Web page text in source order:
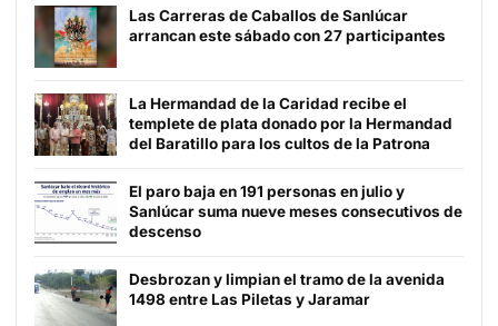
Las Carreras de Caballos de Sanlúcar
arrancan este sábado con 27 participantes
La Hermandad de la Caridad recibe el
templete de plata donado por la Hermandad
del Baratillo para los cultos de la Patrona
El paro baja en 191 personas en julio y
Sanlúcar suma nueve meses consecutivos de
descenso
Desbrozan y limpian el tramo de la avenida
1498 entre Las Piletas y Jaramar